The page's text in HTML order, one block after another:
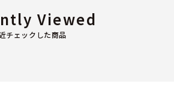
チェックした商品
Viewed